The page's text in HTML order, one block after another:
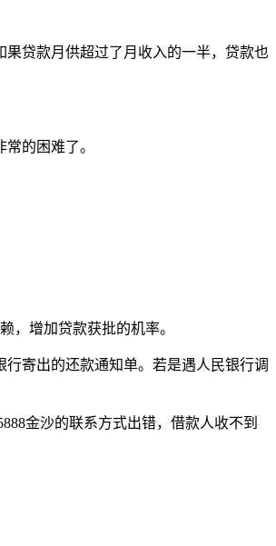
贷款月供超过了月收入的一半，贷款也
的困难了。
，增加贷款获批的机率。
寄出的还款通知单。若是遇人民银行调
金沙的联系方式出错，借款人收不到